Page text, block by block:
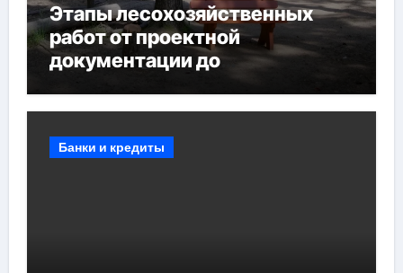
Этапы лесохозяйственных
работ от проектной
документации до
мероприятий и обустройства
Банки и кредиты